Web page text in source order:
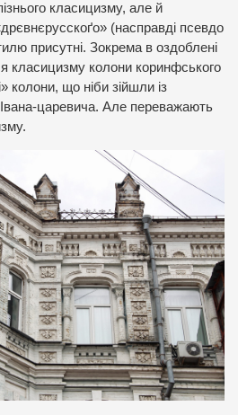
класицизму, але й
(насправді псевдо
присутні. Зокрема в оздоблені
класицизму колони коринфського
колони, що ніби зійшли із
Івана-царевича. Але переважають